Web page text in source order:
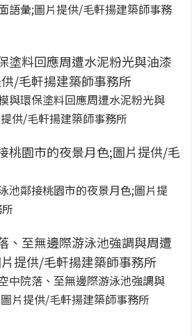
語彙;圖片提供/毛軒揚建築師事務
與環保塗料回應周遭水泥粉光與
供/毛軒揚建築師事務所
池鄰接桃園市的夜景月色;圖片提
中院落、至無邊際游泳池強調與
片提供/毛軒揚建築師事務所